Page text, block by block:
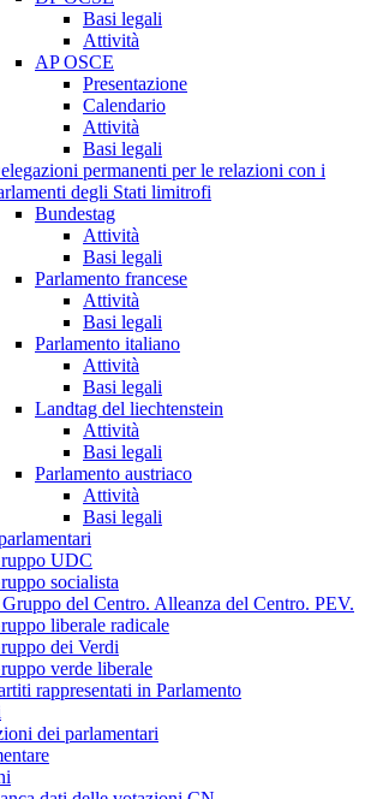
Basi legali
Attività
AP OSCE
Presentazione
Calendario
Attività
Basi legali
permanenti per le relazioni con i
degli Stati limitrofi
Bundestag
Attività
Basi legali
Parlamento francese
Attività
Basi legali
Parlamento italiano
Attività
Basi legali
Landtag del liechtenstein
Attività
Basi legali
Parlamento austriaco
Attività
Basi legali
UDC
socialista
del Centro. Alleanza del Centro. PEV.
liberale radicale
dei Verdi
verde liberale
rappresentati in Parlamento
dei parlamentari